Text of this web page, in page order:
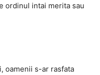
ordinul intai merita sau
oamenii s-ar rasfata